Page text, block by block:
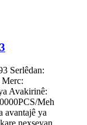
Serlêdan:
Avakirinê:
Meh
avantajê ya
nexşeyan